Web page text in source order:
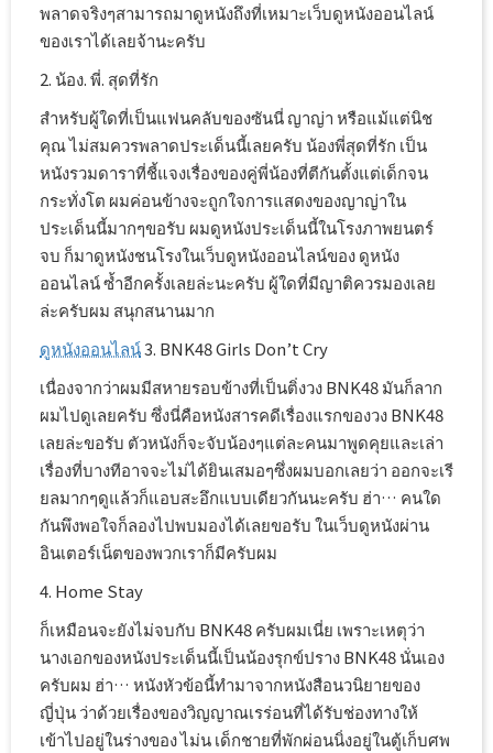
พลาดจริงๆสามารถมาดูหนังถึงที่เหมาะเว็บดูหนังออนไลน์
ของเราได้เลยจ้านะครับ
2. น้อง. พี่. สุดที่รัก
สำหรับผู้ใดที่เป็นแฟนคลับของซันนี่ ญาญ่า หรือแม้แต่นิช
คุณ ไม่สมควรพลาดประเด็นนี้เลยครับ น้องพี่สุดที่รัก เป็น
หนังรวมดาราที่ชี้แจงเรื่องของคู่พี่น้องที่ตีกันตั้งแต่เด็กจน
กระทั่งโต ผมค่อนข้างจะถูกใจการแสดงของญาญ่าใน
ประเด็นนี้มากๆขอรับ ผมดูหนังประเด็นนี้ในโรงภาพยนตร์
จบ ก็มาดูหนังชนโรงในเว็บดูหนังออนไลน์ของ ดูหนัง
ออนไลน์ ซ้ำอีกครั้งเลยล่ะนะครับ ผู้ใดที่มีญาติควรมองเลย
ล่ะครับผม สนุกสนานมาก
ดูหนังออนไลน์3. BNK48 Girls Don’t Cry
เนื่องจากว่าผมมีสหายรอบข้างที่เป็นติ่งวง BNK48 มันก็ลาก
ผมไปดูเลยครับ ซึ่งนี่คือหนังสารคดีเรื่องแรกของวง BNK48
เลยล่ะขอรับ ตัวหนังก็จะจับน้องๆแต่ละคนมาพูดคุยและเล่า
เรื่องที่บางทีอาจจะไม่ได้ยินเสมอๆซึ่งผมบอกเลยว่า ออกจะเรี
ยลมากๆดูแล้วก็แอบสะอึกแบบเดียวกันนะครับ ฮ่า… คนใด
กันพึงพอใจก็ลองไปพบมองได้เลยขอรับ ในเว็บดูหนังผ่าน
อินเตอร์เน็ตของพวกเราก็มีครับผม
4. Home Stay
ก็เหมือนจะยังไม่จบกับ BNK48 ครับผมเนี่ย เพราะเหตุว่า
นางเอกของหนังประเด็นนี้เป็นน้องรุกข์ปราง BNK48 นั่นเอง
ครับผม ฮ่า… หนังหัวข้อนี้ทำมาจากหนังสือนวนิยายของ
ญี่ปุ่น ว่าด้วยเรื่องของวิญญาณเรร่อนที่ได้รับช่องทางให้
เข้าไปอยู่ในร่างของ ไม่น เด็กชายที่พักผ่อนนิ่งอยู่ในตู้เก็บศพ